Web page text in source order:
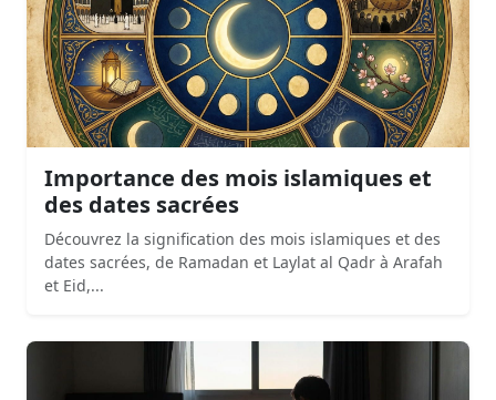
Importance des mois islamiques et
des dates sacrées
Découvrez la signification des mois islamiques et des
dates sacrées, de Ramadan et Laylat al Qadr à Arafah
et Eid,...